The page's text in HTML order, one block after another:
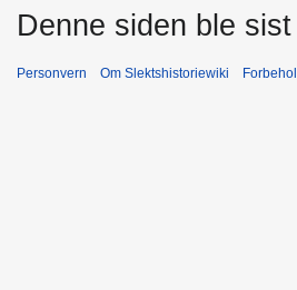
Denne siden ble
Personvern Om Slektshistoriewiki